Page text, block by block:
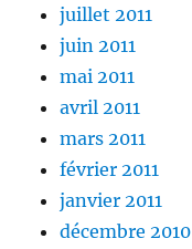
juillet 2011
juin 2011
mai 2011
avril 2011
mars 2011
février 2011
janvier 2011
décembre 2010